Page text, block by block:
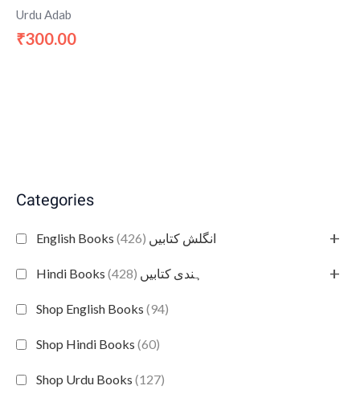
Categories
English Books انگلش کتابیں (426) +
Hindi Books ہندی کتابیں (428) +
Shop English Books (94)
Shop Hindi Books (60)
Shop Urdu Books (127)
Urdu Adab
₹300.00